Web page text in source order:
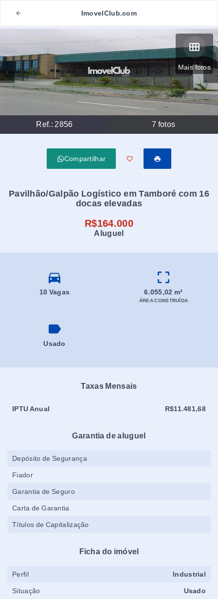
ImovelClub.com
Mais fotos
Ref.: 2856 7 fotos
Compartilhar
Pavilhão/Galpão Logístico em Tamboré com 16
docas elevadas
R$164.000
Aluguel
10 Vagas 6.055,02 m²
ÁREA CONSTRUÍDA
Usado
Taxas Mensais
IPTU Anual R$11.481,68
Garantia de aluguel
Depósito de Segurança
Fiador
Garantia de Seguro
Carta de Garantia
Títulos de Capitalização
Ficha do imóvel
Perfil Industrial
Situação Usado